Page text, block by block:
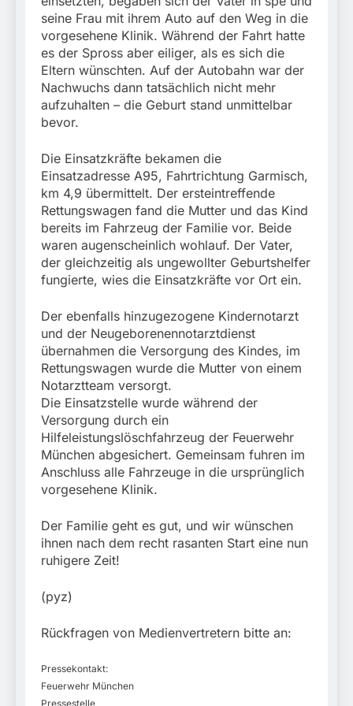
Beinahekollision an
Bahnübergang in Aubing
/ Bundespolizei ermittelt
wegen gefährlichen
Eingriffs in den
Bahnverkehr
5. August 2026
seine Frau mit ihrem Auto auf den Weg in die
vorgesehene Klinik. Während der Fahrt hatte
es der Spross aber eiliger, als es sich die
Eltern wünschten. Auf der Autobahn war der
Nachwuchs dann tatsächlich nicht mehr
aufzuhalten – die Geburt stand unmittelbar
bevor.
Die Einsatzkräfte bekamen die
Einsatzadresse A95, Fahrtrichtung Garmisch,
km 4,9 übermittelt. Der ersteintreffende
Rettungswagen fand die Mutter und das Kind
bereits im Fahrzeug der Familie vor. Beide
waren augenscheinlich wohlauf. Der Vater,
der gleichzeitig als ungewollter Geburtshelfer
fungierte, wies die Einsatzkräfte vor Ort ein.
Der ebenfalls hinzugezogene Kindernotarzt
und der Neugeborenennotarztdienst
übernahmen die Versorgung des Kindes, im
Rettungswagen wurde die Mutter von einem
Notarztteam versorgt.
Die Einsatzstelle wurde während der
Versorgung durch ein
Hilfeleistungslöschfahrzeug der Feuerwehr
München abgesichert. Gemeinsam fuhren im
Anschluss alle Fahrzeuge in die ursprünglich
vorgesehene Klinik.
Der Familie geht es gut, und wir wünschen
ihnen nach dem recht rasanten Start eine nun
ruhigere Zeit!
(pyz)
Rückfragen von Medienvertretern bitte an:
Pressekontakt:
Feuerwehr München
Pressestelle